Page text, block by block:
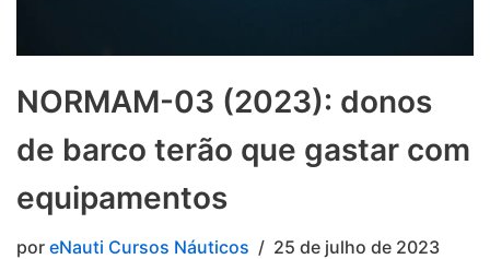
NORMAM-03 (2023): donos
de barco terão que gastar com
equipamentos
por eNauti Cursos Náuticos 25 de julho de 2023